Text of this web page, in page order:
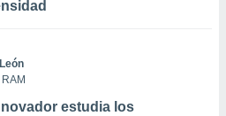
estudia los